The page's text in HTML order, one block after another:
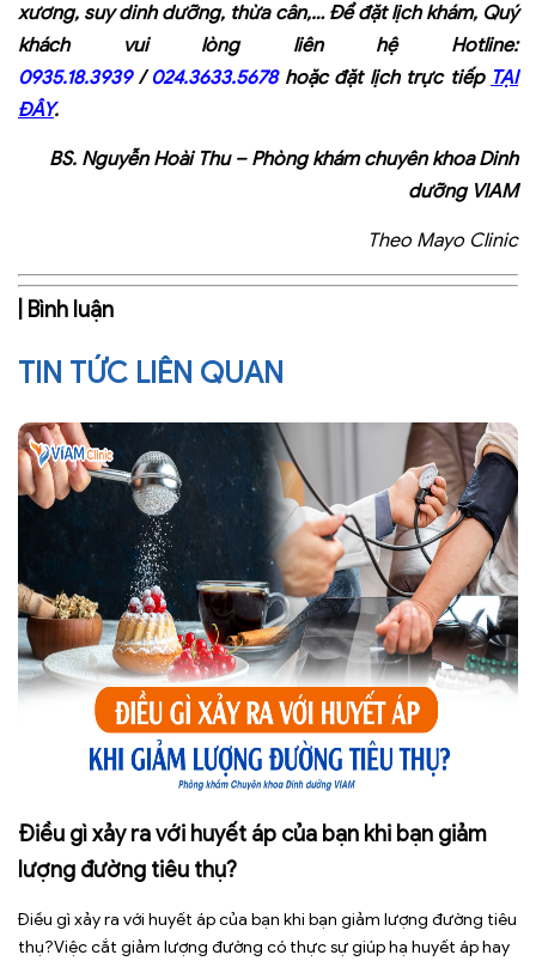
xương, suy dinh dưỡng, thừa cân,… Để đặt lịch khám, Quý
khách vui lòng liên hệ Hotline:
0935.18.3939/024.3633.5678hoặc đặt lịch trực tiếp TẠI
ĐÂY.
BS. Nguyễn Hoài Thu –Phòng khám chuyên khoa Dinh
dưỡng VIAM
Theo Mayo Clinic
| Bình luận
TIN TỨC LIÊN QUAN
Điều gì xảy ra với huyết áp của bạn khi bạn giảm
lượng đường tiêu thụ?
Điều gì xảy ra với huyết áp của bạn khi bạn giảm lượng đường tiêu
thụ?Việc cắt giảm lượng đường có thực sự giúp hạ huyết áp hay